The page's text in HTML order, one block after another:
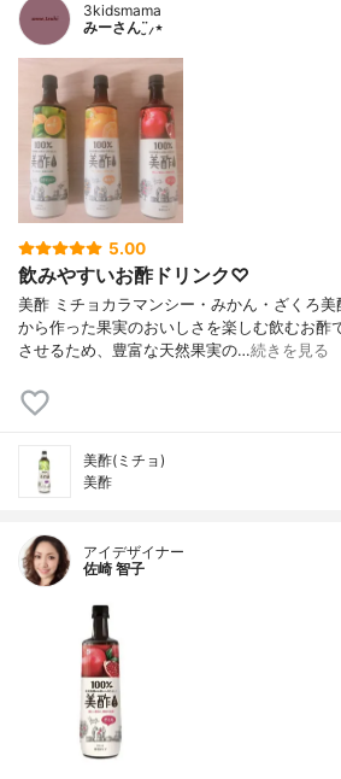
3kidsmama
みーさん¨̮⸝⋆
5.00
飲みやすいお酢ドリンク♡
美酢 ミチョカラマンシー・みかん・ざくろ
から作った果実のおいしさを楽しむ飲むお酢
させるため、豊富な天然果実の…続きを見る
美酢(ミチョ)
美酢
アイデザイナー
佐崎 智子